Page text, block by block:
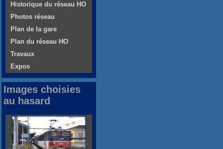
Historique du réseau HO
Photos réseau
Plan de la gare
Plan du réseau HO
Travaux
Expos
Images choisies
au hasard